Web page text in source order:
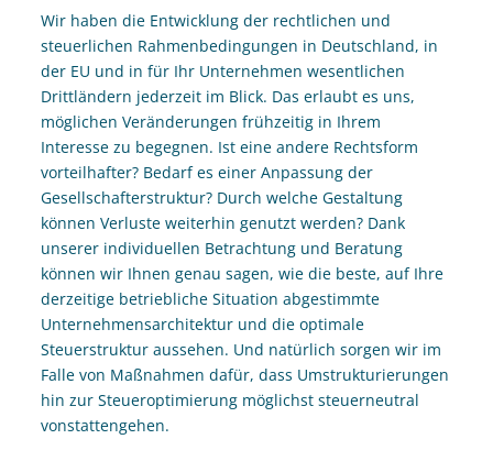
Wir haben die Entwicklung der rechtlichen und
steuerlichen Rahmenbedingungen in Deutschland, in
der EU und in für Ihr Unternehmen wesentlichen
Drittländern jederzeit im Blick. Das erlaubt es uns,
möglichen Veränderungen frühzeitig in Ihrem
Interesse zu begegnen. Ist eine andere Rechtsform
vorteilhafter? Bedarf es einer Anpassung der
Gesellschafterstruktur? Durch welche Gestaltung
können Verluste weiterhin genutzt werden? Dank
unserer individuellen Betrachtung und Beratung
können wir Ihnen genau sagen, wie die beste, auf Ihre
derzeitige betriebliche Situation abgestimmte
Unternehmensarchitektur und die optimale
Steuerstruktur aussehen. Und natürlich sorgen wir im
Falle von Maßnahmen dafür, dass Umstrukturierungen
hin zur Steueroptimierung möglichst steuerneutral
vonstattengehen.